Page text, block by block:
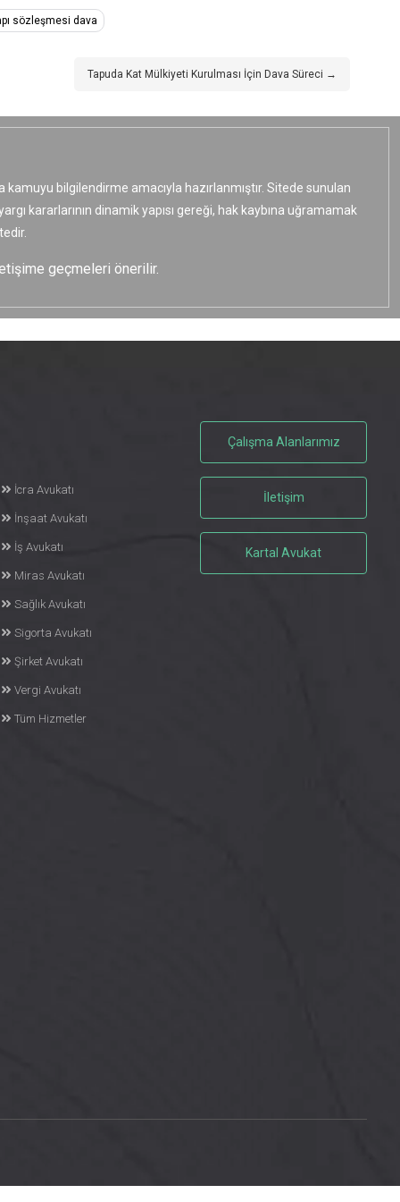
sözleşmesi dava
Tapuda Kat Mülkiyeti Kurulması İçin Dava Süreci →
bilgilendirme amacıyla hazırlanmıştır. Sitede sunulan
kararlarının dinamik yapısı gereği, hak kaybına uğramamak
geçmeleri önerilir.
İcra Avukatı
İnşaat Avukatı
İş Avukatı
Miras Avukatı
Sağlık Avukatı
Sigorta Avukatı
Şirket Avukatı
Vergi Avukatı
Tüm Hizmetler
Çalışma Alanlarımız
İletişim
Kartal Avukat